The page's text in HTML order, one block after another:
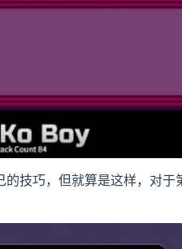
技巧，但就算是这样，对